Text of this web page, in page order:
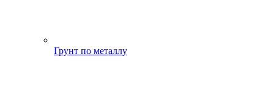
Грунт по металлу